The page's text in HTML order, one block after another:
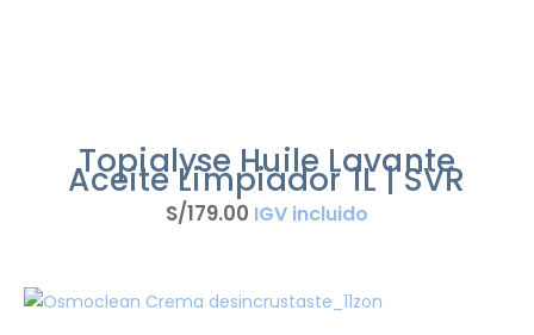
Topialyse Huile Lavante
Aceite Limpiador 1L | SVR
S/179.00 IGV incluido